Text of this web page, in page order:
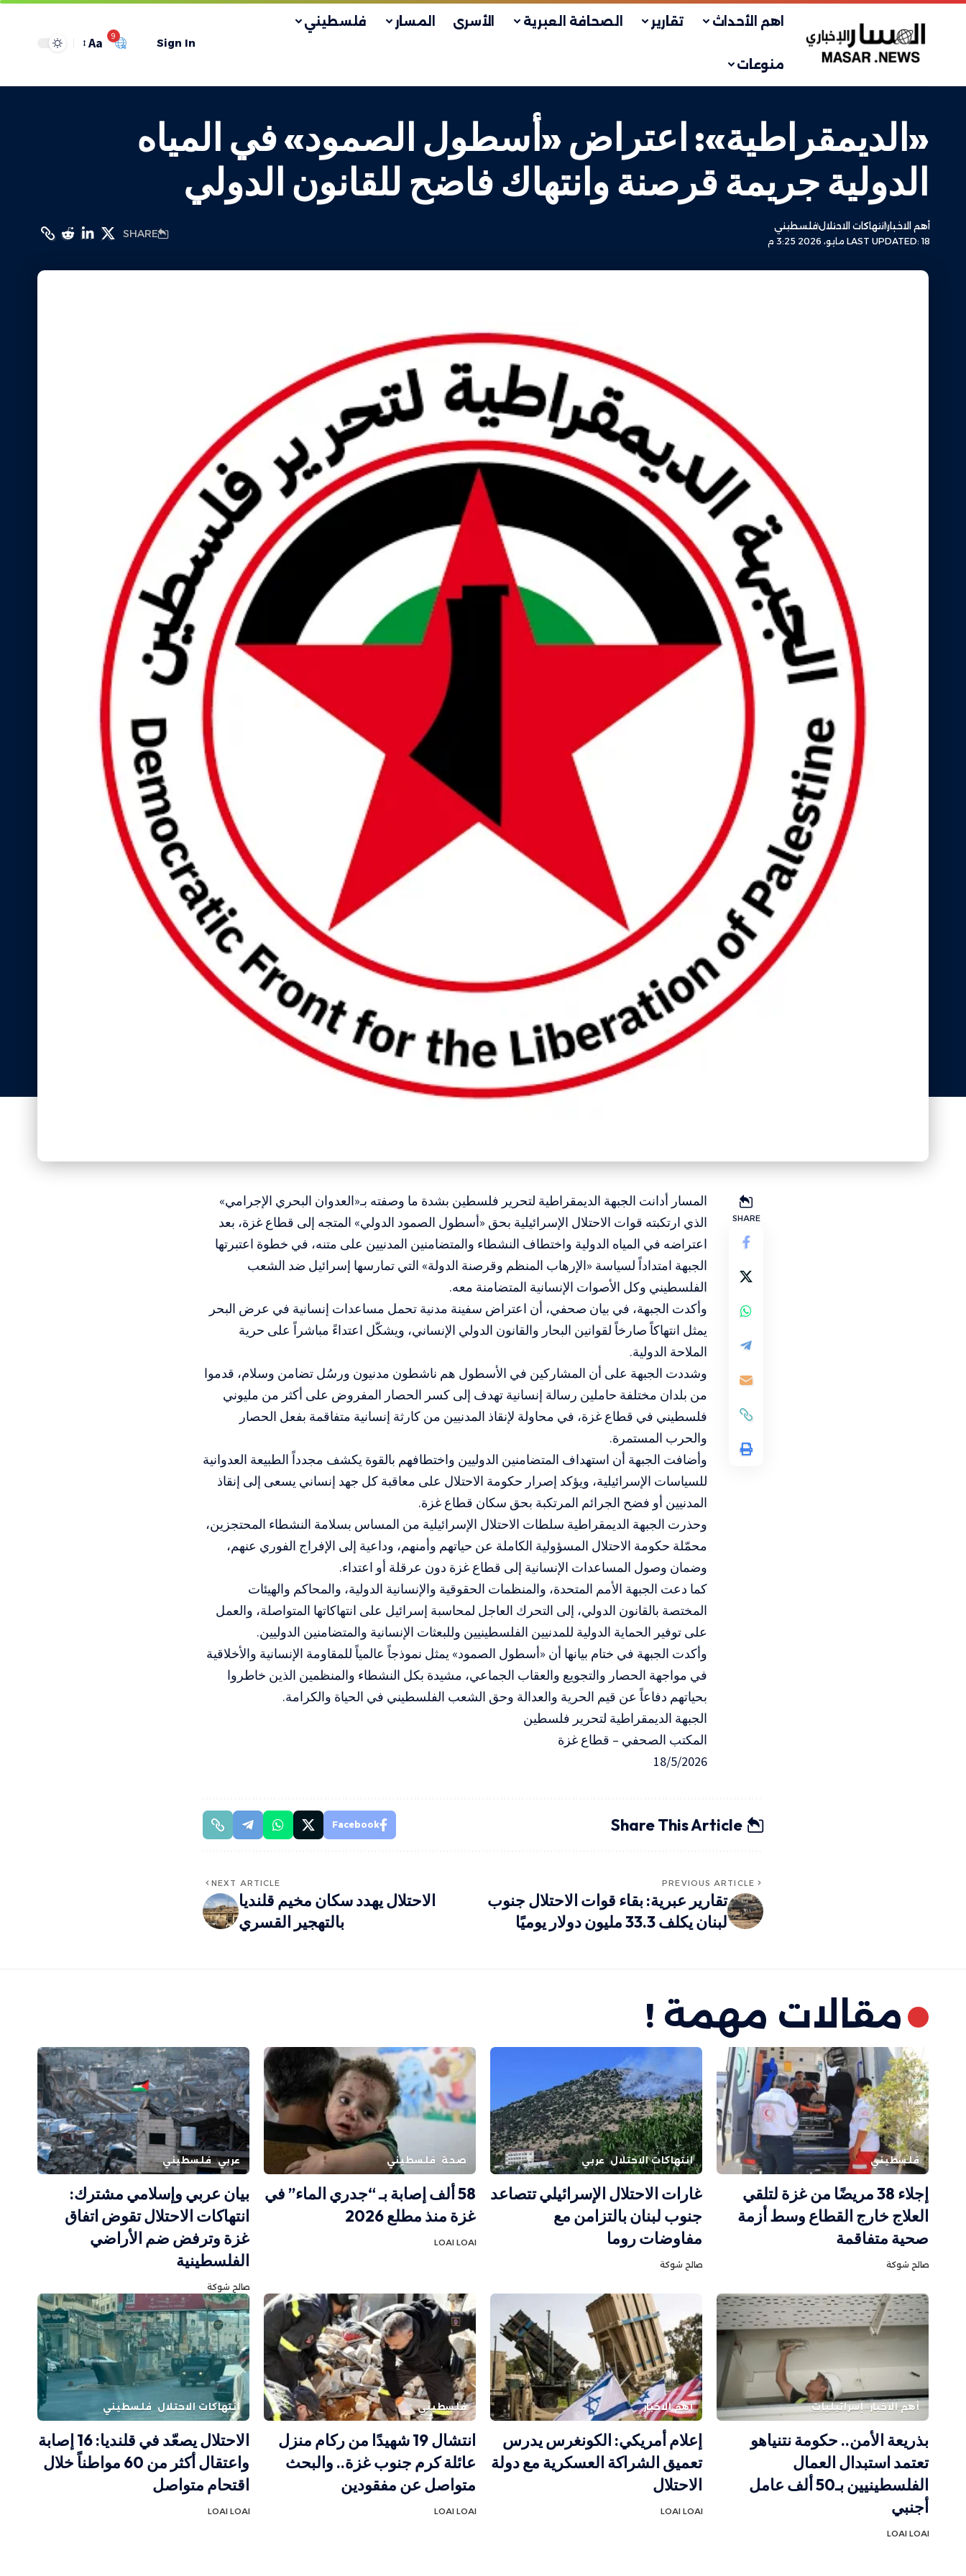
اهم الأحداث تقارير الصحافة العبرية الأسرى المسار فلسطيني
منوعات
Sign In
9
Aa
«الديمقراطية»: اعتراض «أسطول الصمود» في المياه
الدولية جريمة قرصنة وانتهاك فاضح للقانون الدولي
LAST UPDATED: 18 مايو، 2026 3:25 م
أهم الاخبارانتهاكات الاحتلالفلسطيني
SHARE
SHARE
المسار أدانت الجبهة الديمقراطية لتحرير فلسطين بشدة ما وصفته بـ«العدوان البحري الإجرامي»
الذي ارتكبته قوات الاحتلال الإسرائيلية بحق «أسطول الصمود الدولي» المتجه إلى قطاع غزة، بعد
اعتراضه في المياه الدولية واختطاف النشطاء والمتضامنين المدنيين على متنه، في خطوة اعتبرتها
الجبهة امتداداً لسياسة «الإرهاب المنظم وقرصنة الدولة» التي تمارسها إسرائيل ضد الشعب
الفلسطيني وكل الأصوات الإنسانية المتضامنة معه.
وأكدت الجبهة، في بيان صحفي، أن اعتراض سفينة مدنية تحمل مساعدات إنسانية في عرض البحر
يمثل انتهاكاً صارخاً لقوانين البحار والقانون الدولي الإنساني، ويشكّل اعتداءً مباشراً على حرية
الملاحة الدولية.
وشددت الجبهة على أن المشاركين في الأسطول هم ناشطون مدنيون ورسُل تضامن وسلام، قدموا
من بلدان مختلفة حاملين رسالة إنسانية تهدف إلى كسر الحصار المفروض على أكثر من مليوني
فلسطيني في قطاع غزة، في محاولة لإنقاذ المدنيين من كارثة إنسانية متفاقمة بفعل الحصار
والحرب المستمرة.
وأضافت الجبهة أن استهداف المتضامنين الدوليين واختطافهم بالقوة يكشف مجدداً الطبيعة العدوانية
للسياسات الإسرائيلية، ويؤكد إصرار حكومة الاحتلال على معاقبة كل جهد إنساني يسعى إلى إنقاذ
المدنيين أو فضح الجرائم المرتكبة بحق سكان قطاع غزة.
وحذرت الجبهة الديمقراطية سلطات الاحتلال الإسرائيلية من المساس بسلامة النشطاء المحتجزين،
محمّلة حكومة الاحتلال المسؤولية الكاملة عن حياتهم وأمنهم، وداعية إلى الإفراج الفوري عنهم،
وضمان وصول المساعدات الإنسانية إلى قطاع غزة دون عرقلة أو اعتداء.
كما دعت الجبهة الأمم المتحدة، والمنظمات الحقوقية والإنسانية الدولية، والمحاكم والهيئات
المختصة بالقانون الدولي، إلى التحرك العاجل لمحاسبة إسرائيل على انتهاكاتها المتواصلة، والعمل
على توفير الحماية الدولية للمدنيين الفلسطينيين وللبعثات الإنسانية والمتضامنين الدوليين.
وأكدت الجبهة في ختام بيانها أن «أسطول الصمود» يمثل نموذجاً عالمياً للمقاومة الإنسانية والأخلاقية
في مواجهة الحصار والتجويع والعقاب الجماعي، مشيدة بكل النشطاء والمنظمين الذين خاطروا
بحياتهم دفاعاً عن قيم الحرية والعدالة وحق الشعب الفلسطيني في الحياة والكرامة.
الجبهة الديمقراطية لتحرير فلسطين
المكتب الصحفي – قطاع غزة
18/5/2026
Share This Article
Facebook
PREVIOUS ARTICLE
تقارير عبرية: بقاء قوات الاحتلال جنوب
لبنان يكلف 33.3 مليون دولار يوميًا
NEXT ARTICLE
الاحتلال يهدد سكان مخيم قلنديا
بالتهجير القسري
مقالات مهمة !
فلسطيني
إجلاء 38 مريضًا من غزة لتلقي
العلاج خارج القطاع وسط أزمة
صحية متفاقمة
صالح شوكة
انتهاكات الاحتلال عربي
غارات الاحتلال الإسرائيلي تتصاعد
جنوب لبنان بالتزامن مع
مفاوضات روما
صالح شوكة
صحة فلسطيني
58 ألف إصابة بـ “جدري الماء” في
غزة منذ مطلع 2026
LOAI LOAI
عربي فلسطيني
بيان عربي وإسلامي مشترك:
انتهاكات الاحتلال تقوض اتفاق
غزة وترفض ضم الأراضي
الفلسطينية
صالح شوكة
أهم الاخبار إسرائيليات
بذريعة الأمن.. حكومة نتنياهو
تعتمد استبدال العمال
الفلسطينيين بـ50 ألف عامل
أجنبي
LOAI LOAI
أهم الاخبار
إعلام أمريكي: الكونغرس يدرس
تعميق الشراكة العسكرية مع دولة
الاحتلال
LOAI LOAI
فلسطيني
انتشال 19 شهيدًا من ركام منزل
عائلة كرم جنوب غزة.. والبحث
متواصل عن مفقودين
LOAI LOAI
انتهاكات الاحتلال فلسطيني
الاحتلال يصعّد في قلنديا: 16 إصابة
واعتقال أكثر من 60 مواطناً خلال
اقتحام متواصل
LOAI LOAI